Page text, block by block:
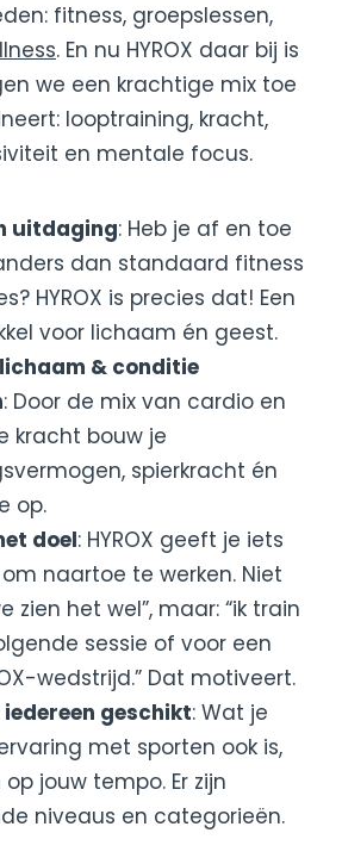
fitness, groepslessen,
. En nu HYROX daar bij is
we een krachtige mix toe
looptraining, kracht,
en mentale focus.
uitdaging: Heb je af en toe
dan standaard fitness
HYROX is precies dat! Een
voor lichaam én geest.
& conditie
: Door de mix van cardio en
kracht bouw je
spierkracht én
op.
doel: HYROX geeft je iets
naartoe te werken. Niet
zien het wel”, maar: “ik train
sessie of voor een
wedstrijd.” Dat motiveert.
geschikt: Wat je
met sporten ook is,
op jouw tempo. Er zijn
niveaus en categorieën.